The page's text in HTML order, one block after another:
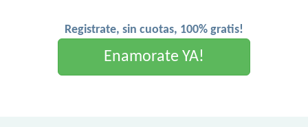
Registrate, sin cuotas, 100% gratis!
Enamorate YA!